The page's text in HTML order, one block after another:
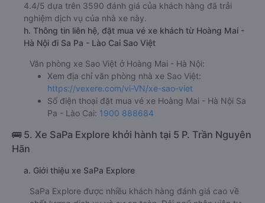
4.4/5 dựa trên 3590 đánh giá của khách hàng đã trải
nghiệm dịch vụ của nhà xe này.
h. Thông tin liên hệ, đặt mua vé xe khách từ Hoàng Mai -
Hà Nội đi Sa Pa - Lào Cai Sao Việt
Văn phòng xe Sao Việt ở Hoàng Mai - Hà Nội:
Xem địa chỉ văn phòng nhà xe Sao Việt:
https://vexere.com/vi-VN/xe-sao-viet
Số điện thoại đặt mua vé xe Hoàng Mai - Hà Nội Sa
Pa - Lào Cai: 1900 888684
🚌 5. Xe SaPa Explore khởi hành tại 5 P. Trần Nguyên
Hãn
a. Giới thiệu xe SaPa Explore
SaPa Explore được nhiều khách hàng đánh giá cao về